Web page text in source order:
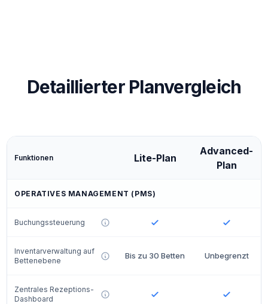
Detaillierter Planvergleich
Funktionen Lite-Plan
Advanced-
Plan
OPERATIVES MANAGEMENT (PMS)
Buchungssteuerung
Inventarverwaltung auf
Bettenebene
Bis zu 30 Betten Unbegrenzt
Zentrales Rezeptions-
Dashboard